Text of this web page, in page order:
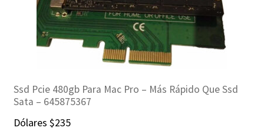
Ssd Pcie 480gb Para Mac Pro – Más Rápido Que Ssd
Sata – 645875367
Dólares $235